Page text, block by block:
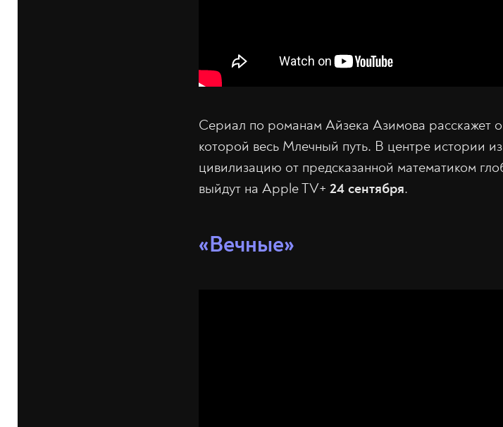
Сериал по романам Айзека Азимова расскажет
которой весь Млечный путь. В центре истории
цивилизацию от предсказанной математиком
выйдут на Apple TV+ 24 сентября.
«Вечные»